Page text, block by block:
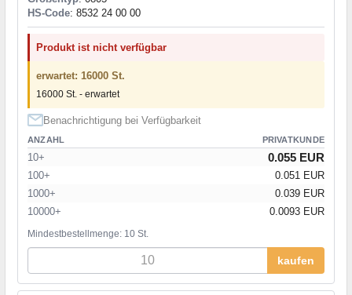
HS-Code: 8532 24 00 00
Produkt ist nicht verfügbar
erwartet: 16000 St.
16000 St. - erwartet
Benachrichtigung bei Verfügbarkeit
ANZAHL PRIVATKUNDE
10+ 0.055 EUR
100+
0.051 EUR
1000+
0.039 EUR
10000+
0.0093 EUR
Mindestbestellmenge: 10 St.
kaufen